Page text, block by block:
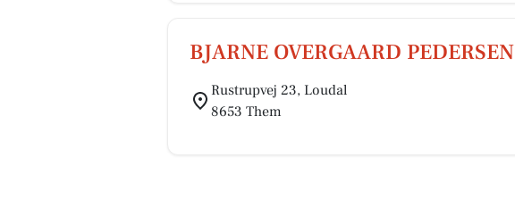
BJARNE OVERGAARD PEDERSEN
Rustrupvej 23, Loudal
8653 Them